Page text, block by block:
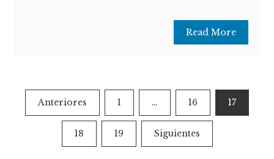
Read More
Paginación
de
entradas
Anteriores 1 … 16 17
18 19 Siguientes